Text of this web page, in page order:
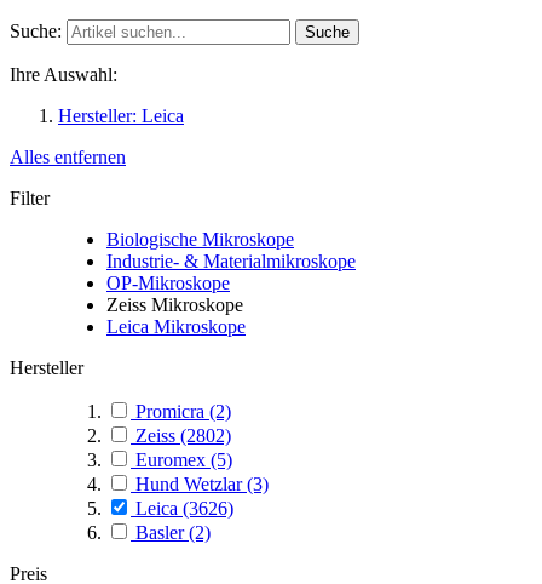
Suche: Suche
Ihre Auswahl:
Hersteller: Leica
Alles entfernen
Filter
Biologische Mikroskope
Industrie- & Materialmikroskope
OP-Mikroskope
Zeiss Mikroskope
Leica Mikroskope
Hersteller
Promicra (2)
Zeiss (2802)
Euromex (5)
Hund Wetzlar(3)
Leica (3626)
Basler(2)
Preis